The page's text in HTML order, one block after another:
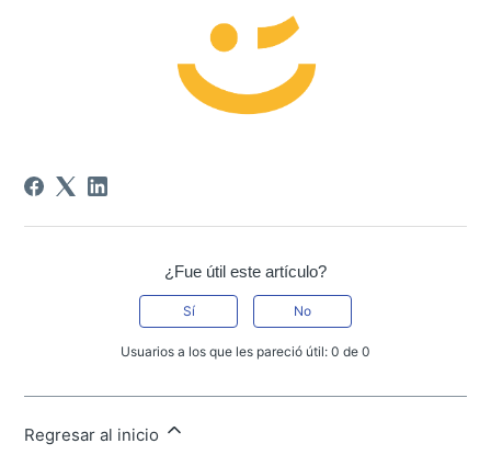
¿Fue útil este artículo?
Sí No
Usuarios a los que les pareció útil: 0 de 0
Regresar al inicio